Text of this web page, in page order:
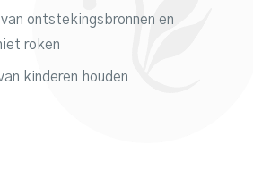
ontstekingsbronnen en
roken
kinderen houden